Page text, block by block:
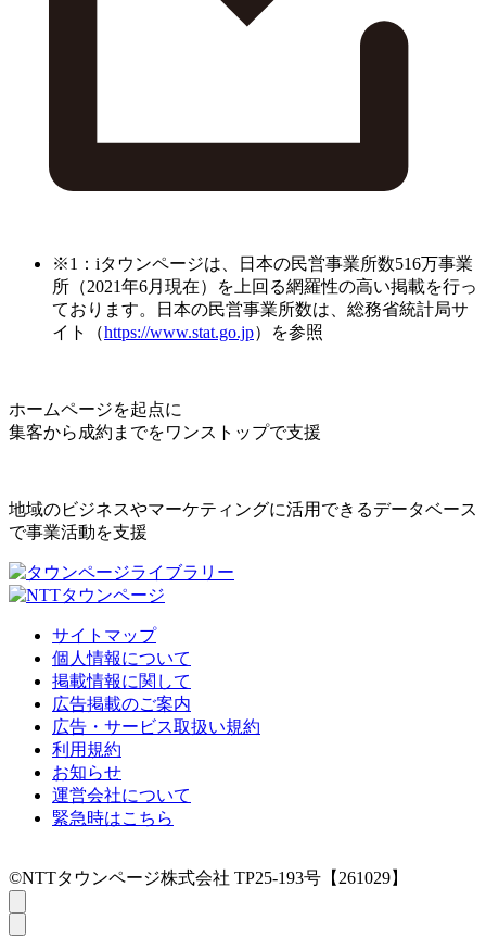
※1：iタウンページは、日本の民営事業所数516万事業
所（2021年6月現在）を上回る網羅性の高い掲載を行っ
ております。日本の民営事業所数は、総務省統計局サ
イト（https://www.stat.go.jp）を参照
ホームページを起点に
集客から成約までをワンストップで支援
地域のビジネスやマーケティングに活用できるデータベース
で事業活動を支援
サイトマップ
個人情報について
掲載情報に関して
広告掲載のご案内
広告・サービス取扱い規約
利用規約
お知らせ
運営会社について
緊急時はこちら
©NTTタウンページ株式会社 TP25-193号【261029】